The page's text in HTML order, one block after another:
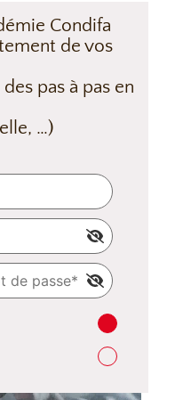
Condifa
de vos
pas à pas en
…)